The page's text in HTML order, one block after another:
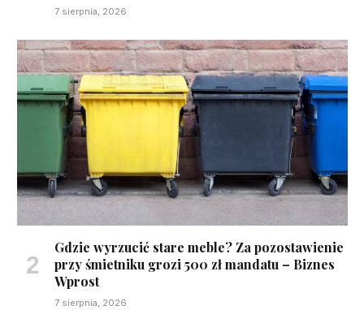
7 sierpnia, 2026
Gdzie wyrzucić stare meble? Za pozostawienie
przy śmietniku grozi 500 zł mandatu – Biznes
Wprost
7 sierpnia, 2026